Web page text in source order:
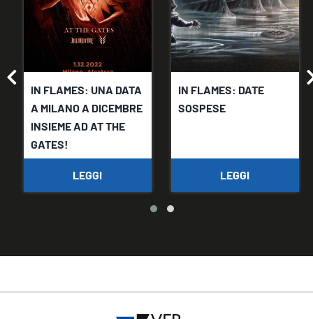
IN FLAMES: UNA DATA
A MILANO A DICEMBRE
INSIEME AD AT THE
GATES!
LEGGI
IN FLAMES: DATE
SOSPESE
LEGGI